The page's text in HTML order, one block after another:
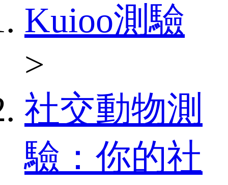
Kuioo測驗
>
社交動物測
驗：你的社